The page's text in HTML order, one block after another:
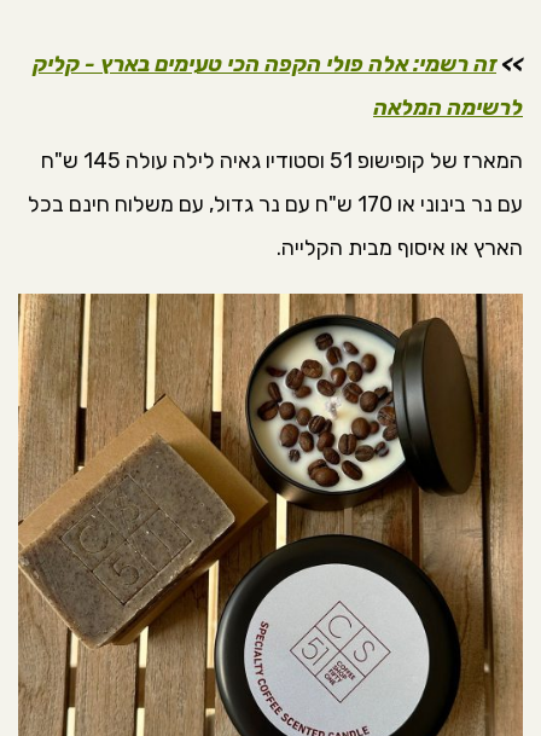
>>זה רשמי: אלה פולי הקפה הכי טעימים בארץ - קליק
לרשימה המלאה
המארז של קופישופ 51 וסטודיו גאיה לילה עולה 145 ש"ח
עם נר בינוני או 170 ש"ח עם נר גדול, עם משלוח חינם בכל
הארץ או איסוף מבית הקלייה.